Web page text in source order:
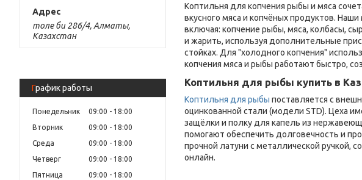
толе би 286/4, Алматы,
Казахстан
График работы
Понедельник 09:00
18:00
Вторник
09:00
18:00
Среда
09:00
18:00
Четверг
09:00
18:00
Пятница
09:00
18:00
Коптильня для копчения рыбы и мяса
вкусного мяса и копчёных продуктов.
включая: копчение рыбы, мяса, колбасы,
и жарить, используя дополнительные
стойках. Для "холодного копчения"
копчения мяса и рыбы работают быстро,
Коптильня для рыбы купить в
Коптильня для рыбы поставляется с
оцинкованной стали (модели STD). Цеха
защёлки и полку для капель из
помогают обеспечить долговечность и
прочной латуни с металлической
онлайн.